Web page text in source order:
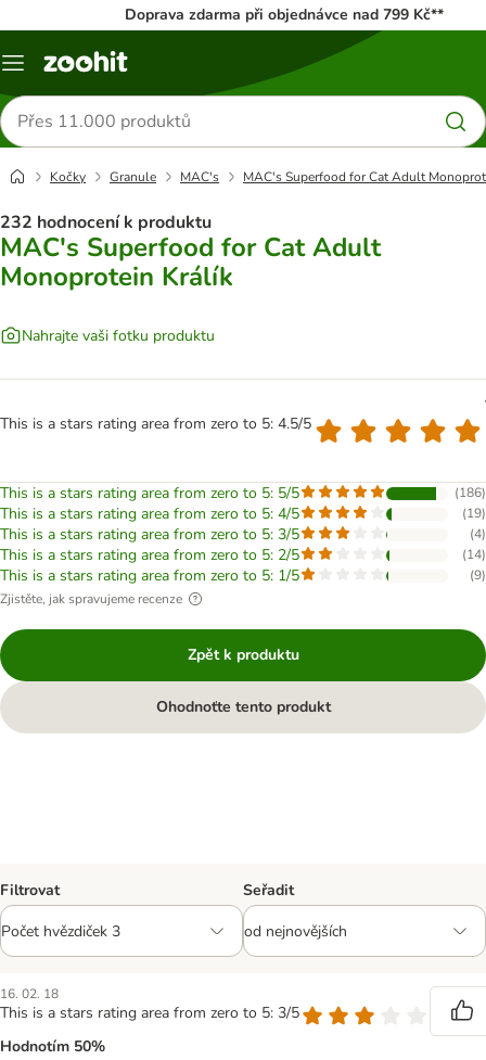
Doprava zdarma při objednávce nad 799 Kč**
Menu
Hledat
produkty
Kočky Granule MAC's MAC's Superfood for Cat Adult
232 hodnocení k produktu
MAC's Superfood for Cat Adult
Monoprotein Králík
Nahrajte vaši fotku produktu
This is a stars rating area from zero to 5: 4.5/5
This is a stars rating area from zero to 5: 5/5 (186)
This is a stars rating area from zero to 5: 4/5 (19)
This is a stars rating area from zero to 5: 3/5 (4)
This is a stars rating area from zero to 5: 2/5 (14)
This is a stars rating area from zero to 5: 1/5 (9)
Zjistěte, jak spravujeme recenze
Zpět k produktu
Ohodnoťte tento produkt
Filtrovat Seřadit
16. 02. 18
This is a stars rating area from zero to 5: 3/5
Hodnotím 50%